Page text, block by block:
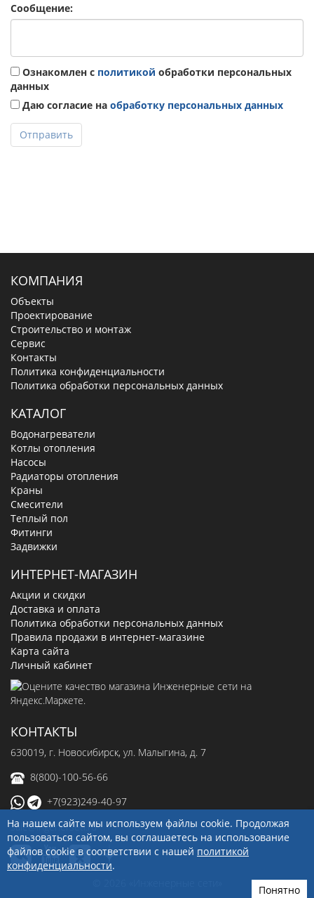
Сообщение:
Ознакомлен с политикой обработки персональных
данных
Даю согласие на обработку персональных данных
Отправить
КОМПАНИЯ
Объекты
Проектирование
Строительство и монтаж
Сервис
Контакты
Политика конфиденциальности
Политика обработки персональных данных
КАТАЛОГ
Водонагреватели
Котлы отопления
Насосы
Радиаторы отопления
Краны
Смесители
Теплый пол
Фитинги
Задвижки
ИНТЕРНЕТ-МАГАЗИН
Акции и скидки
Доставка и оплата
Политика обработки персональных данных
Правила продажи в интернет-магазине
Карта сайта
Личный кабинет
КОНТАКТЫ
630019, г. Новосибирск, ул. Малыгина, д. 7
8(800)-100-56-66
+7(923)249-40-97
sale@ingenerseti.ru
На нашем сайте мы используем файлы cookie. Продолжая
пользоваться сайтом, вы соглашаетесь на использование
файлов cookie в соответствии с нашей политикой
конфиденциальности.
Понятно